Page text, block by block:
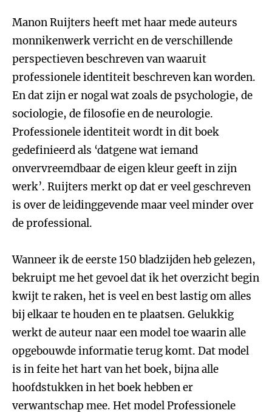
Manon Ruijters heeft met haar mede auteurs
monnikenwerk verricht en de verschillende
perspectieven beschreven van waaruit
professionele identiteit beschreven kan worden.
En dat zijn er nogal wat zoals de psychologie, de
sociologie, de filosofie en de neurologie.
Professionele identiteit wordt in dit boek
gedefinieerd als ‘datgene wat iemand
onvervreemdbaar de eigen kleur geeft in zijn
werk’. Ruijters merkt op dat er veel geschreven
is over de leidinggevende maar veel minder over
de professional.
Wanneer ik de eerste 150 bladzijden heb gelezen,
bekruipt me het gevoel dat ik het overzicht begin
kwijt te raken, het is veel en best lastig om alles
bij elkaar te houden en te plaatsen. Gelukkig
werkt de auteur naar een model toe waarin alle
opgebouwde informatie terug komt. Dat model
is in feite het hart van het boek, bijna alle
hoofdstukken in het boek hebben er
verwantschap mee. Het model Professionele